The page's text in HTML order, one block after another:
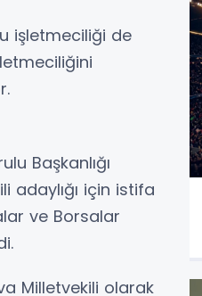
işletmeciliği de
Başkanlığı
adaylığı için istifa
ve Borsalar
Milletvekili olarak